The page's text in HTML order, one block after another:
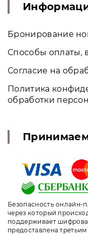
Бронирование
Способы оплаты,
Согласие на
Политика
обработки
Безопасность онлайн-
через который
поддерживает
предоставлена третьим